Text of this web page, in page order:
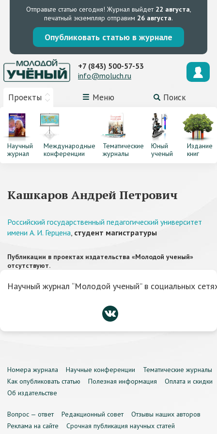
Отправьте статью сегодня! Журнал выйдет 22 августа,
печатный экземпляр отправим 26 августа.
Опубликовать статью в журнале
Проекты Меню Поиск
+7 (843) 500-57-53
info@moluch.ru
Научный
журнал
Международные
конференции
Тематические
журналы
Юный
ученый
Издание
книг
Кашкаров Андрей Петрович
Российский государственный педагогический университет
имени А. И. Герцена, студент магистратуры
Публикации в проектах издательства «Молодой ученый»
отсутствуют.
Научный журнал “Молодой ученый” в социальных
Номера журнала Научные конференции
Тематические журналы
Как опубликовать статью
Полезная информация
Оплата и скидки
Об издательстве
Вопрос — ответ Редакционный совет
Отзывы наших авторов
Реклама на сайте
Срочная публикация научных статей